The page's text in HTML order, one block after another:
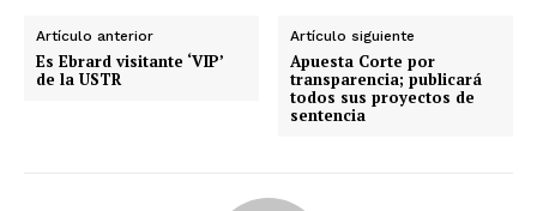
Artículo anterior
Es Ebrard visitante ‘VIP’
de la USTR
Artículo siguiente
Apuesta Corte por
transparencia; publicará
todos sus proyectos de
sentencia